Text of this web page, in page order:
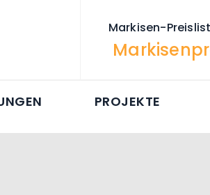
Markisen-
PROJEKTE